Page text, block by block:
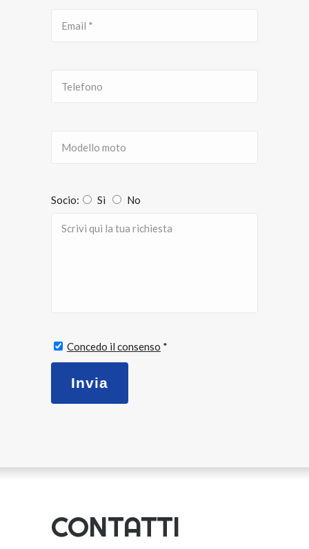
Socio: Sì No
Concedo il consenso *
CONTATTI